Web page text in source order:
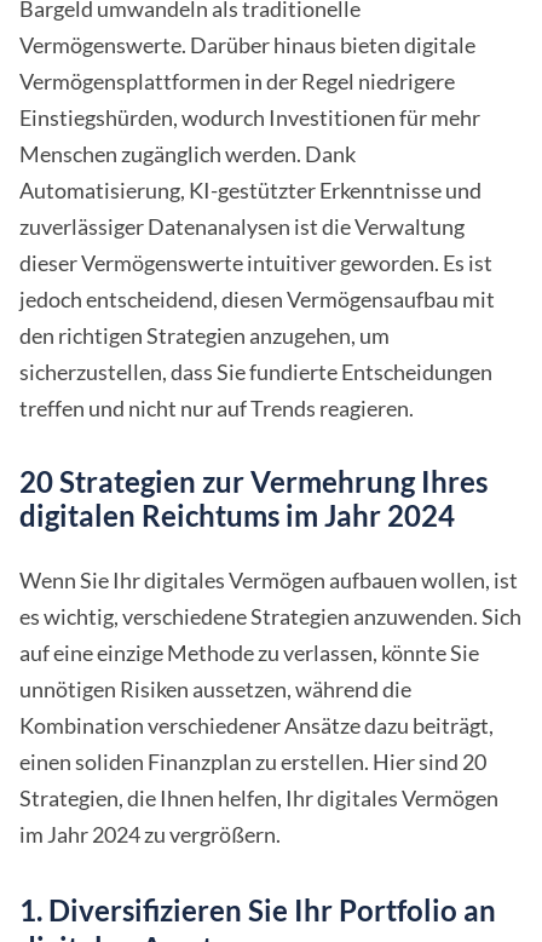
Bargeld umwandeln als traditionelle
Vermögenswerte. Darüber hinaus bieten digitale
Vermögensplattformen in der Regel niedrigere
Einstiegshürden, wodurch Investitionen für mehr
Menschen zugänglich werden. Dank
Automatisierung, KI-gestützter Erkenntnisse und
zuverlässiger Datenanalysen ist die Verwaltung
dieser Vermögenswerte intuitiver geworden. Es ist
jedoch entscheidend, diesen Vermögensaufbau mit
den richtigen Strategien anzugehen, um
sicherzustellen, dass Sie fundierte Entscheidungen
treffen und nicht nur auf Trends reagieren.
20 Strategien zur Vermehrung Ihres
digitalen Reichtums im Jahr 2024
Wenn Sie Ihr digitales Vermögen aufbauen wollen, ist
es wichtig, verschiedene Strategien anzuwenden. Sich
auf eine einzige Methode zu verlassen, könnte Sie
unnötigen Risiken aussetzen, während die
Kombination verschiedener Ansätze dazu beiträgt,
einen soliden Finanzplan zu erstellen. Hier sind 20
Strategien, die Ihnen helfen, Ihr digitales Vermögen
im Jahr 2024 zu vergrößern.
1. Diversifizieren Sie Ihr Portfolio an